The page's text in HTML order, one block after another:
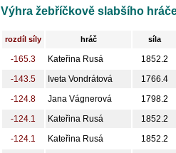
Výhra žebříčkově slabšího
rozdíl síly hráč síla
-165.3 Kateřina Rusá
1852.2
-143.5
Iveta Vondrátová
1766.4
-124.8
Jana Vágnerová
1798.2
-124.1
Kateřina Rusá
1852.2
-124.1
Kateřina Rusá
1852.2